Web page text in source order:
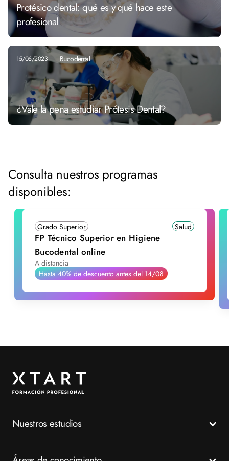
Protésico dental: qué es y qué hace este
profesional
15/06/2023 Bucodental
¿Vale la pena estudiar Prótesis Dental?
Consulta nuestros programas
disponibles:
Grado Superior Salud
FP Técnico Superior en Higiene
Bucodental online
A distancia
Hasta 40% de descuento antes del 14/08
Nuestros estudios